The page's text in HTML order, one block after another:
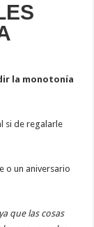
la monotonía
si de regalarle
o un aniversario
que las cosas